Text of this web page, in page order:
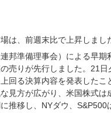
は、前週末比で上昇しまし
邦準備理事会）による早期
売りが先行しました。21日
回る決算内容を発表したこ
見方が広がり、米国株式は
推移し、NYダウ、S&P500